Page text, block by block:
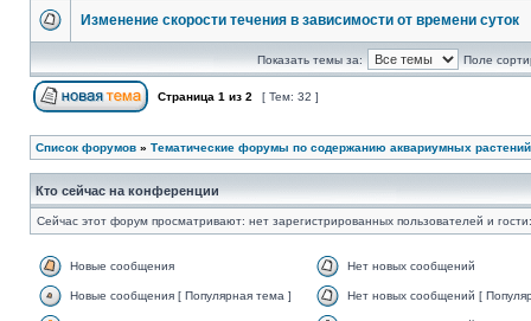
Изменение скорости течения в зависимости от времени суток
Показать темы за: Поле
Страница 1 из 2 [ Тем: 32 ]
Список форумов » Тематические форумы по содержанию аквариумных
Кто сейчас на конференции
Сейчас этот форум просматривают: нет зарегистрированных пользователей и
Новые сообщения Нет новых сообщений
Новые сообщения [ Популярная тема ] Нет новых сообщений [